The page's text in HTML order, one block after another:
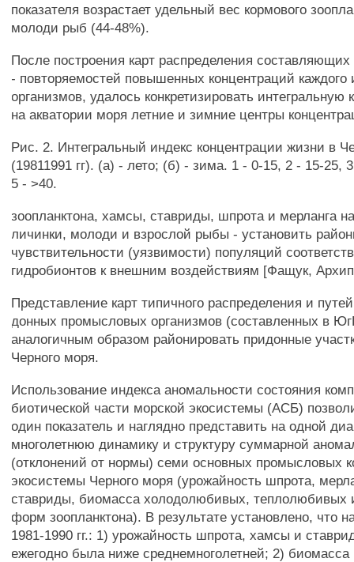
показателя возрастает удельный вес кормового
молоди рыб (44-48%).
После построения карт распределения
- повторяемостей повышенных концентраций
организмов, удалось конкретизировать интегральную
на акватории моря летние и зимние центры
Рис. 2. Интегральный индекс концентрации жизни в
(19811991 гг). (а) - лето; (б) - зима. 1 - 0-15, 2 - 15-25,
5 - >40.
зоопланктона, хамсы, ставриды, шпрота и мерланга
личинки, молоди и взрослой рыбы - установить
чувствительности (уязвимости) популяций
гидробионтов к внешним воздействиям [Фащук,
Представление карт типичного распределения и
донных промысловых организмов (составленных в
аналогичным образом районировать придонные
Черного моря.
Использование индекса аномальности состояния
биотической части морской экосистемы (АСБ)
один показатель и наглядно представить на одной
многолетнюю динамику и структуру суммарной
(отклонений от нормы) семи основных промысловых
экосистемы Черного моря (урожайность шпрота,
ставриды, биомасса холодолюбивых, теплолюбивых
форм зоопланктона). В результате установлено, что
1981-1990 гг.: 1) урожайность шпрота, хамсы и
ежегодно была ниже среднемноголетней; 2)